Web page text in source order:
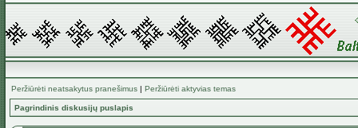
Peržiūrėti neatsakytus pranešimus | Peržiūrėti aktyvias temas
Pagrindinis diskusijų puslapis